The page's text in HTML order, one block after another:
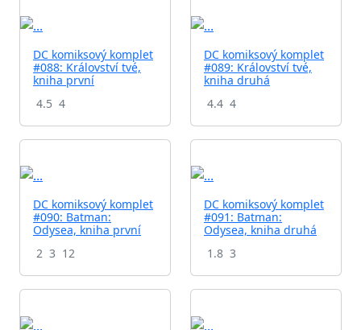
DC komiksový komplet
#088: Království tvé,
kniha první
4.5 4
DC komiksový komplet
#089: Království tvé,
kniha druhá
4.4 4
DC komiksový komplet
#090: Batman:
Odysea, kniha první
2 3 12
DC komiksový komplet
#091: Batman:
Odysea, kniha druhá
1.8 3